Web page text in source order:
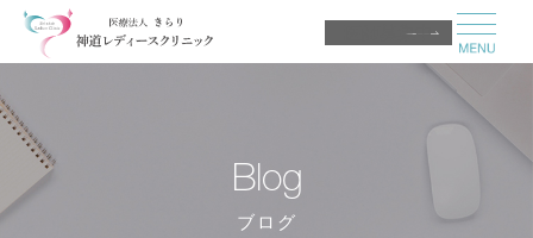
医師募集中
Blog
ブログ